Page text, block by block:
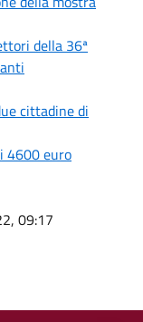
della 36ª
cittadine di
4600 euro
09:17